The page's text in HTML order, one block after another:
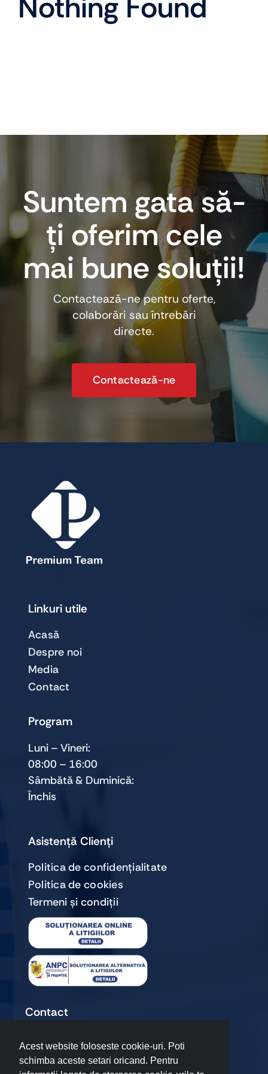
Acest website foloseste cookie-uri. Poti
schimba aceste setari oricand. Pentru
Suntem gata să-
ți oferim cele
mai bune soluții!
Contactează-ne pentru oferte,
colaborări sau întrebări
directe.
Contactează-ne
Linkuri utile
Acasă
Despre noi
Media
Contact
Program
Luni – Vineri:
08:00 – 16:00
Sâmbătă & Duminică:
Închis
Asistență Clienți
Politica de confidențialitate
Politica de cookies
Termeni și condiții
Contact
+40720 067 909
premiumteam17@gmail.com